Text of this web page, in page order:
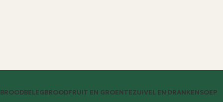
BROODBELEGBROODFRUIT EN GROENTEZUIVEL EN DRANKENSOEP